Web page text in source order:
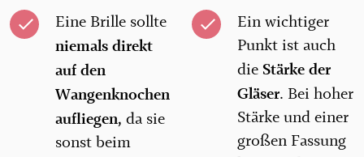
Eine Brille sollte
niemals direkt
auf den
Wangenknochen
aufliegen, da sie
sonst beim
Ein wichtiger
Punkt ist auch
die Stärke der
Gläser. Bei hoher
Stärke und einer
großen Fassung